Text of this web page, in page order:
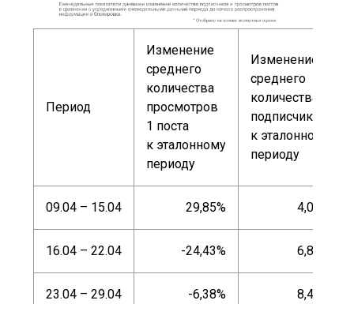
Период
Изменение
среднего
количества
просмотров
1 поста
к эталонному
периоду
Изменение
среднего
количества
подписчиков
к эталонному
периоду
09.04 – 15.04 29,85% 4,04%
16.04 – 22.04 -24,43% 6,84%
23.04 – 29.04 -6,38% 8,43%